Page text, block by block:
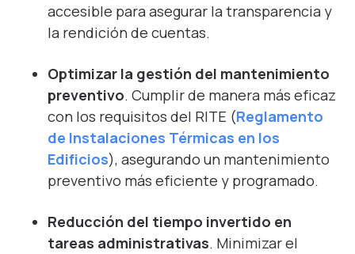
accesible para asegurar la transparencia y
la rendición de cuentas.
Optimizar la gestión del mantenimiento
preventivo. Cumplir de manera más eficaz
con los requisitos del RITE (Reglamento
de Instalaciones Térmicas en los
Edificios), asegurando un mantenimiento
preventivo más eficiente y programado.
Reducción del tiempo invertido en
tareas administrativas. Minimizar el